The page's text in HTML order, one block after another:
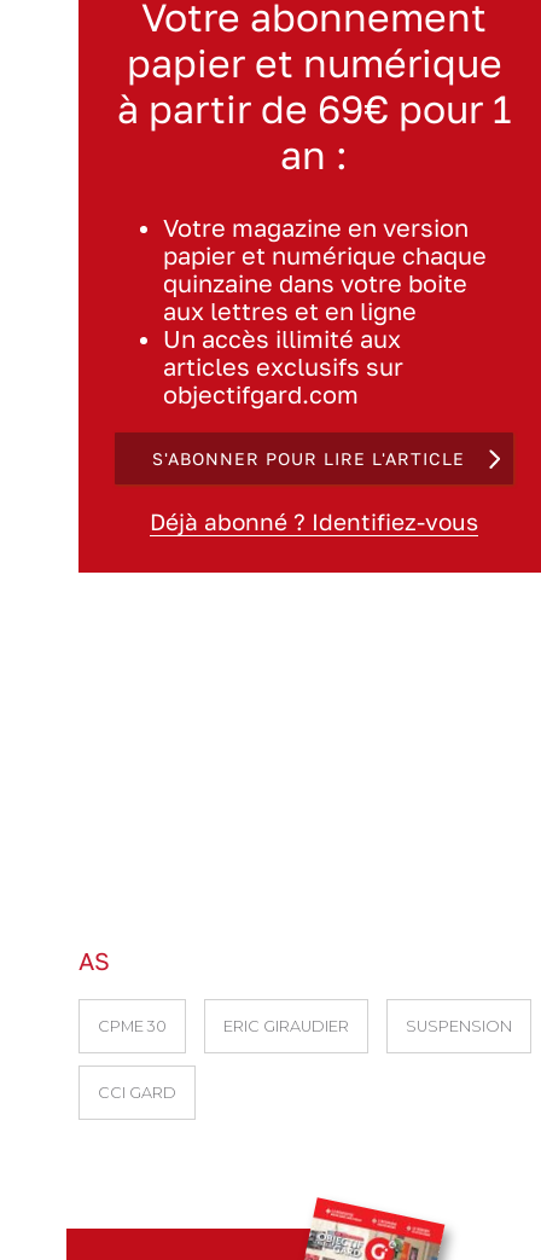
Votre abonnement
papier et numérique
à partir de 69€ pour 1
an :
Votre magazine en version
papier et numérique chaque
quinzaine dans votre boite
aux lettres et en ligne
Un accès illimité aux
articles exclusifs sur
objectifgard.com
S'ABONNER POUR LIRE L'ARTICLE
Déjà abonné ? Identifiez-vous
AS
CPME 30 ERIC GIRAUDIER SUSPENSION
CCI GARD